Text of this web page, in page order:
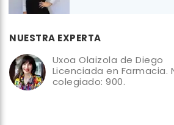
NUESTRA EXPERTA
Uxoa Olaizola de Diego
Licenciada en Farmacia.
colegiado: 900.